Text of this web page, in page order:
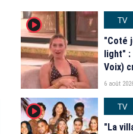
player2
TV
"Coté
light" :
Voix)
6 août
player2
TV
"La